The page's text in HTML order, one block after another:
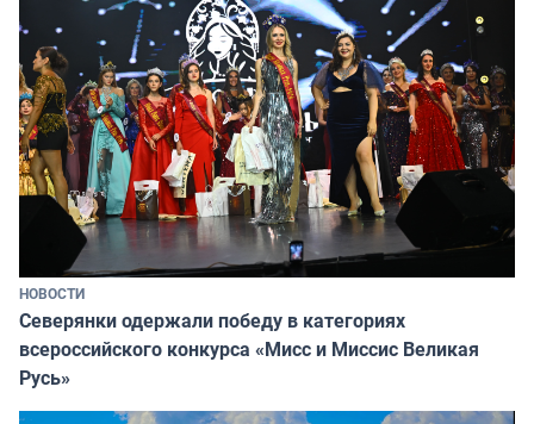
НОВОСТИ
Северянки одержали победу в категориях
всероссийского конкурса «Мисс и Миссис Великая
Русь»